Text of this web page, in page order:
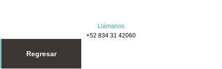
Llámanos
+52 834 31 42060